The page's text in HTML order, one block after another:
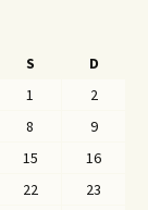
S
D
1
2
8
9
15
16
22
23